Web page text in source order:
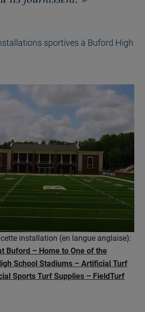
sportives à Buford High
installation (en langue anglaise):
Buford – Home to One of the
School Stadiums – Artificial Turf
Sports Turf Supplies – FieldTurf